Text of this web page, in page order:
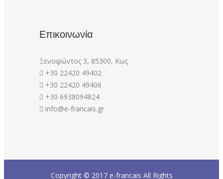
Επικοινωνία
Ξενοφώντος 3, 85300, Κως
+30 22420 49402
+30 22420 49406
+30 6938094824
info@e-francais.gr
Copyright © 2017 e-francais All Rights